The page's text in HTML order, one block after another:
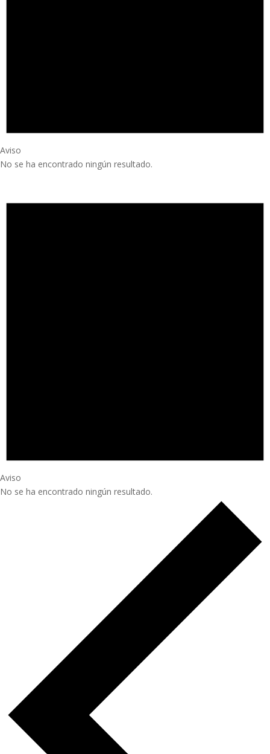
Aviso
No se ha encontrado ningún resultado.
Aviso
No se ha encontrado ningún resultado.